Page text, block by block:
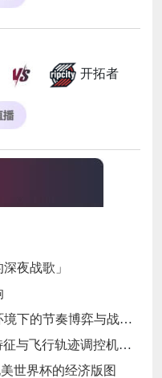
开拓者
夜战歌」
跨洲附加赛的气候变量：极端环境下的节奏博弈与战术自适应
“高海拔538米足球空气动力学特征与飞行轨迹调控机制——以2026世界杯BBVA球场为实证场景”
世界杯的经济版图